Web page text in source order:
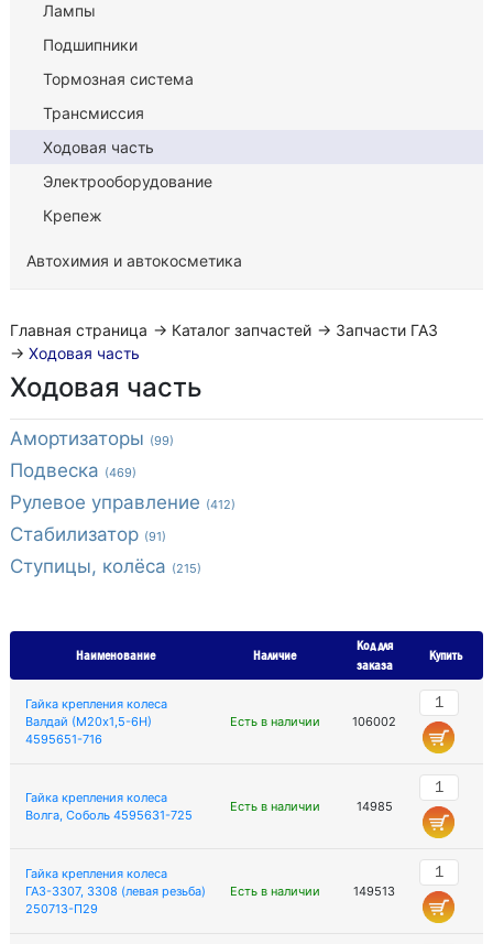
Лампы
Подшипники
Тормозная система
Трансмиссия
Ходовая часть
Электрооборудование
Крепеж
Автохимия и автокосметика
Главная страница → Каталог запчастей → Запчасти ГАЗ
→ Ходовая часть
Ходовая часть
Амортизаторы (99)
Подвеска (469)
Рулевое управление (412)
Стабилизатор (91)
Ступицы, колёса (215)
Наименование Наличие
Код для
заказа
Купить
Гайка крепления колеса
Валдай (М20х1,5-6Н)
4595651-716
Есть в наличии 106002
Гайка крепления колеса
Волга, Соболь 4595631-725
Есть в наличии 14985
Гайка крепления колеса
ГАЗ-3307, 3308 (левая резьба)
250713-П29
Есть в наличии 149513